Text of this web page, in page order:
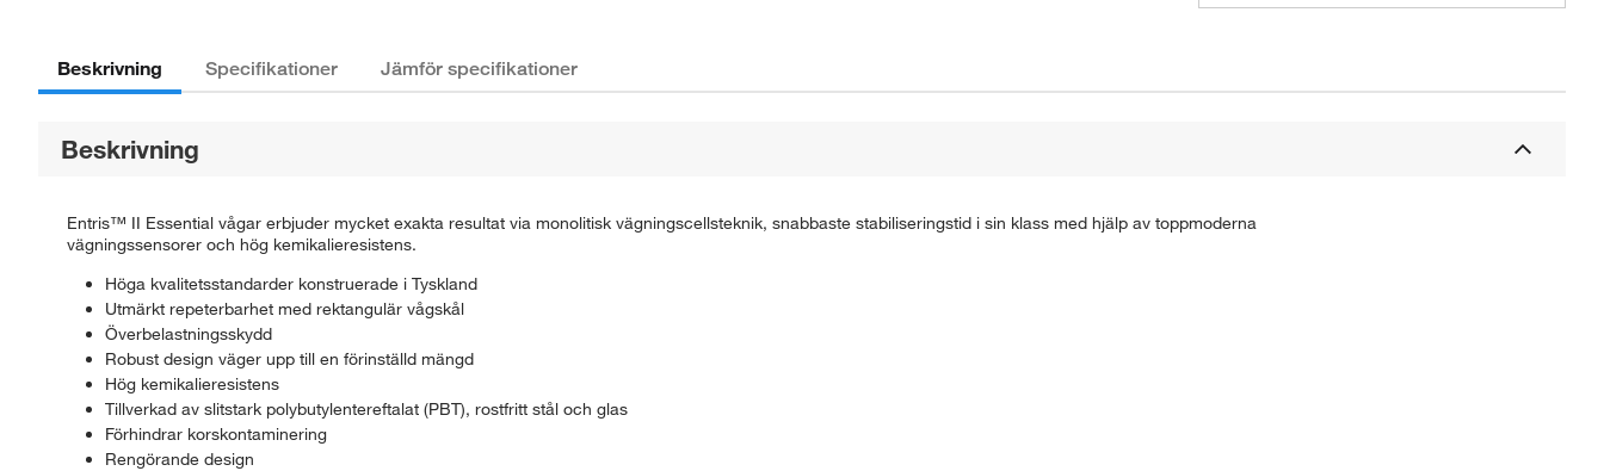
Beskrivning Specifikationer Jämför specifikationer
Beskrivning
Entris™ II Essential vågar erbjuder mycket exakta resultat via monolitisk vägningscellsteknik, snabbaste stabiliseringstid i sin klass med hjälp av toppmoderna
vägningssensorer och hög kemikalieresistens.
Höga kvalitetsstandarder konstruerade i Tyskland
Utmärkt repeterbarhet med rektangulär vågskål
Överbelastningsskydd
Robust design väger upp till en förinställd mängd
Hög kemikalieresistens
Tillverkad av slitstark polybutylentereftalat (PBT), rostfritt stål och glas
Förhindrar korskontaminering
Rengörande design